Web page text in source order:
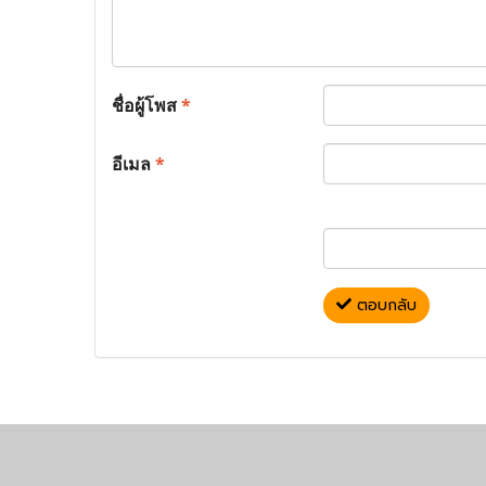
ชื่อผู้โพส*
อีเมล*
ตอบกลับ